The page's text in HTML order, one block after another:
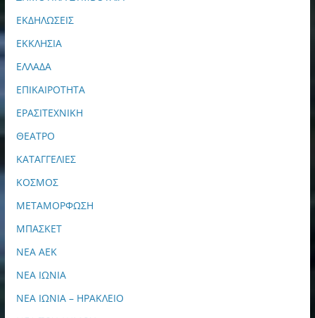
ΕΚΔΗΛΩΣΕΙΣ
ΕΚΚΛΗΣΙΑ
ΕΛΛΑΔΑ
ΕΠΙΚΑΙΡΟΤΗΤΑ
ΕΡΑΣΙΤΕΧΝΙΚΗ
ΘΕΑΤΡΟ
ΚΑΤΑΓΓΕΛΙΕΣ
ΚΟΣΜΟΣ
ΜΕΤΑΜΟΡΦΩΣΗ
ΜΠΑΣΚΕΤ
ΝΕΑ ΑΕΚ
ΝΕΑ ΙΩΝΙΑ
ΝΕΑ ΙΩΝΙΑ – ΗΡΑΚΛΕΙΟ